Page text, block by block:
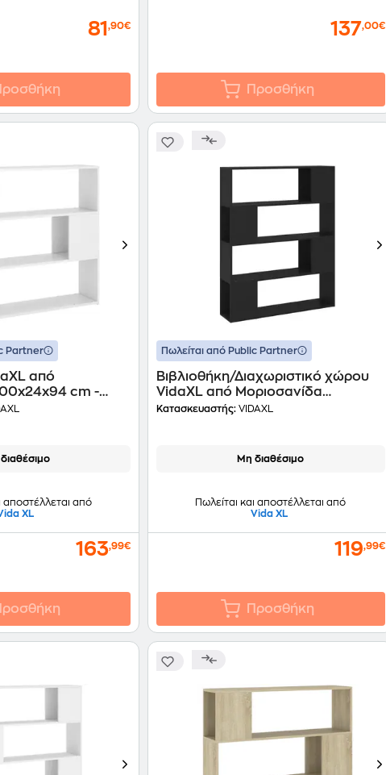
81,90€ 137,00€
Προσθήκη
Partner
από
cm -
αποστέλλεται από
XL
163,99€
Πωλείται από Public Partner
Βιβλιοθήκη/Διαχωριστικό χώρου
VidaXL από Μοριοσανίδα
100x24x124cm - Μαύρη
Κατασκευαστής: VIDAXL
Μη διαθέσιμο
Πωλείται και αποστέλλεται από
Vida XL
119,99€
Προσθήκη